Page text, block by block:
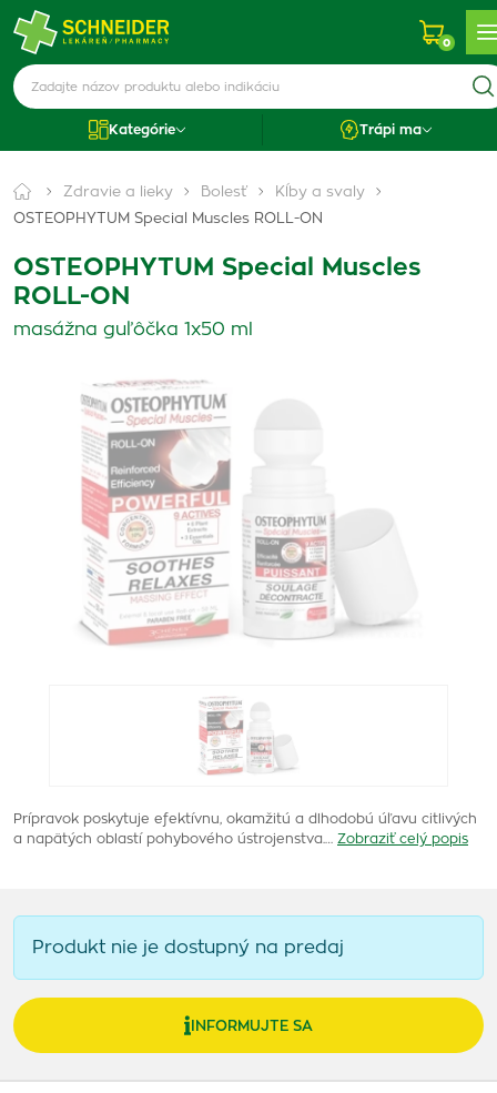
0
Kategórie Trápi ma
Zdravie a lieky Bolesť
Kĺby a svaly
OSTEOPHYTUM Special Muscles ROLL-ON
OSTEOPHYTUM Special Muscles
ROLL-ON
masážna guľôčka 1x50 ml
Prípravok poskytuje efektívnu, okamžitú a dlhodobú úľavu citlivých
a napätých oblastí pohybového ústrojenstva.…
Zobraziť celý popis
Produkt nie je dostupný na predaj
INFORMUJTE SA